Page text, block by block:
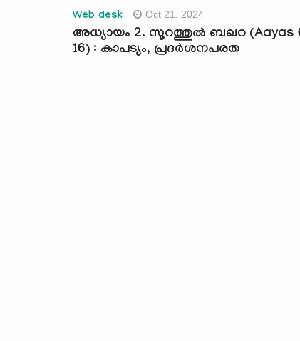
Web desk Oct 21, 2024
അധ്യായം 2. സൂറത്തുല്‍ ബഖറ (Aayas
16) : കാപട്യം, പ്രദർശനപരത